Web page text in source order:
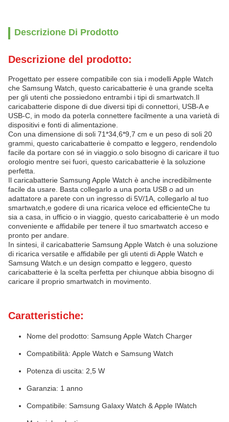
Descrizione Di Prodotto
Descrizione del prodotto:
Progettato per essere compatibile con sia i modelli Apple Watch
che Samsung Watch, questo caricabatterie è una grande scelta
per gli utenti che possiedono entrambi i tipi di smartwatch.Il
caricabatterie dispone di due diversi tipi di connettori, USB-A e
USB-C, in modo da poterla connettere facilmente a una varietà di
dispositivi e fonti di alimentazione.
Con una dimensione di soli 71*34,6*9,7 cm e un peso di soli 20
grammi, questo caricabatterie è compatto e leggero, rendendolo
facile da portare con sé in viaggio.o solo bisogno di caricare il tuo
orologio mentre sei fuori, questo caricabatterie è la soluzione
perfetta.
Il caricabatterie Samsung Apple Watch è anche incredibilmente
facile da usare. Basta collegarlo a una porta USB o ad un
adattatore a parete con un ingresso di 5V/1A, collegarlo al tuo
smartwatch,e godere di una ricarica veloce ed efficienteChe tu
sia a casa, in ufficio o in viaggio, questo caricabatterie è un modo
conveniente e affidabile per tenere il tuo smartwatch acceso e
pronto per andare.
In sintesi, il caricabatterie Samsung Apple Watch è una soluzione
di ricarica versatile e affidabile per gli utenti di Apple Watch e
Samsung Watch.e un design compatto e leggero, questo
caricabatterie è la scelta perfetta per chiunque abbia bisogno di
caricare il proprio smartwatch in movimento.
Caratteristiche:
Nome del prodotto: Samsung Apple Watch Charger
Compatibilità: Apple Watch e Samsung Watch
Potenza di uscita: 2,5 W
Garanzia: 1 anno
Compatibile: Samsung Galaxy Watch & Apple IWatch